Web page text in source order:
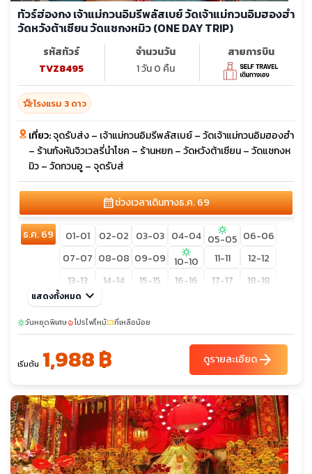
ทัวร์ฮ่องกง เจ้าแม่กวนอิมรีพลัสเบย์ วัดเจ้าแม่กวนอิมฮองฮำ
วัดหวังต้าเซียน วัดแชกงหมิว (ONE DAY TRIP)
รหัสทัวร์
TVZ8495
จำนวนวัน
1 วัน 0 คืน
สายการบิน
hotel_classโรงแรม 3 ดาว
เที่ยว:จุดรับส่ง – เจ้าแม่กวนอิมรีพลัสเบย์ – วัดเจ้าแม่กวนอิมฮองฮำ
– ร้านกังหันจิวเวลรี่นำโชค – ร้านหยก – วัดหวังต้าเซียน – วัดแชกงห
มิว – วัดกวนอู – จุดรับส่
calendar_monthช่วงเวลาเดินทางธ.ค. 69
ธ.ค. 69 01-01 02-02 03-03 04-04 sunny
05-05 06-06
07-07 08-08 09-09 sunny
10-10 11-11
12-12
13-13
14-14 15-15 16-16 17-17
18-18
19-19
sunny
25-25 26-26 27-27
แสดงทั้งหมด keyboard_arrow_down
sunnyวันหยุดพิเศษlocal_fire_departmentโปรไฟไหม้confirmation_numberที่เหลือน้อย
เริ่มต้น 1,988 ฿ ดูรายละเอียดarrow_forward